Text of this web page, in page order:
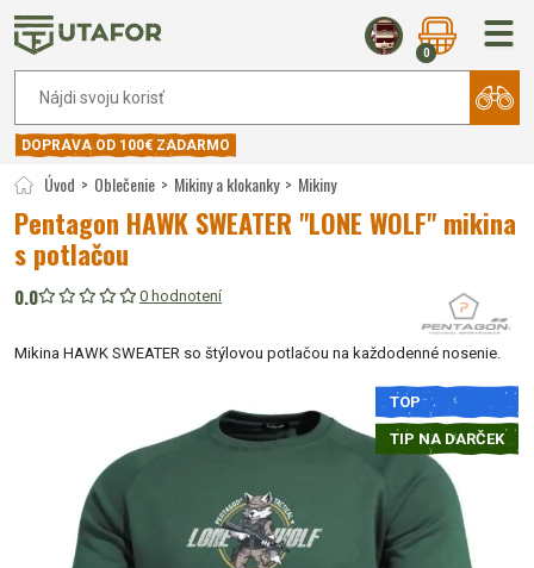
0
DOPRAVA OD 100€ ZADARMO
Úvod Oblečenie Mikiny a klokanky Mikiny
Pentagon HAWK SWEATER "LONE WOLF" mikina
s potlačou
0.0 0 hodnotení
Mikina HAWK SWEATER so štýlovou potlačou na každodenné nosenie.
TOP
TIP NA DARČEK